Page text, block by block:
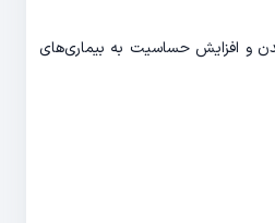
و افزایش حساسیت به بیماری‌های